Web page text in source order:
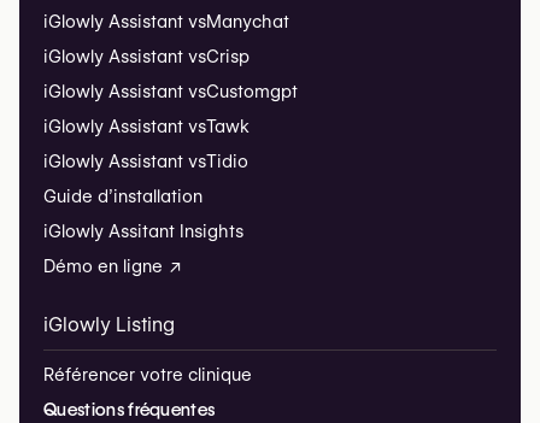
iGlowly Assistant vsManychat
iGlowly Assistant vsCrisp
iGlowly Assistant vsCustomgpt
iGlowly Assistant vsTawk
iGlowly Assistant vsTidio
Guide d’installation
iGlowly Assitant Insights
Démo en ligne ↗
iGlowly Listing
Référencer votre clinique
Questions fréquentes